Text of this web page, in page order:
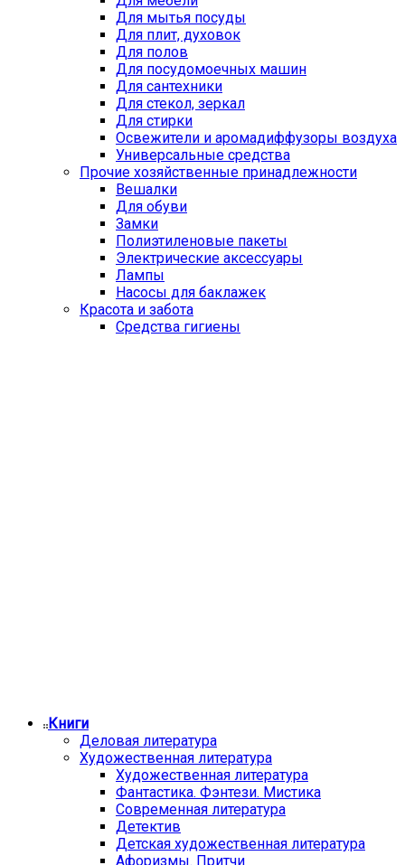
Для мытья посуды
Для плит, духовок
Для полов
Для посудомоечных машин
Для сантехники
Для стекол, зеркал
Для стирки
Освежители и аромадиффузоры воздуха
Универсальные средства
Прочие хозяйственные принадлежности
Вешалки
Для обуви
Замки
Полиэтиленовые пакеты
Электрические аксессуары
Лампы
Насосы для баклажек
Красота и забота
Средства гигиены
Книги
Деловая литература
Художественная литература
Художественная литература
Фантастика. Фэнтези. Мистика
Современная литература
Детектив
Детская художественная литература
Афоризмы. Притчи